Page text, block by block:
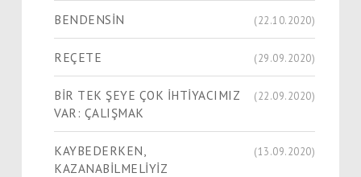
BENDENSİN (22.10.2020)
REÇETE (29.09.2020)
BİR TEK ŞEYE ÇOK İHTİYACIMIZ
VAR: ÇALIŞMAK
(22.09.2020)
KAYBEDERKEN,
KAZANABİLMELİYİZ
(13.09.2020)